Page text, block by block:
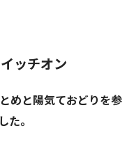
ッチオン
めと陽気ておどりを参
。